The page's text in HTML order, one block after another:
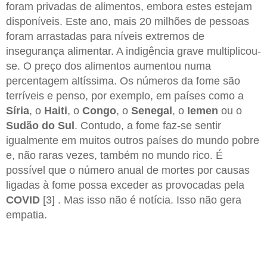
foram privadas de alimentos, embora estes estejam
disponíveis. Este ano, mais 20 milhões de pessoas
foram arrastadas para níveis extremos de
insegurança alimentar. A indigência grave multiplicou-
se. O preço dos alimentos aumentou numa
percentagem altíssima. Os números da fome são
terríveis e penso, por exemplo, em países como a
Síria, o Haiti, o Congo, o Senegal , o Iemen ou o
Sudão do Sul . Contudo, a fome faz-se sentir
igualmente em muitos outros países do mundo pobre
e, não raras vezes, também no mundo rico. É
possível que o número anual de mortes por causas
ligadas à fome possa exceder as provocadas pela
COVID [3] . Mas isso não é notícia. Isso não gera
empatia.